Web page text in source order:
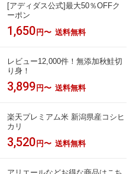
[アディダス公式]最大50％OFFク
ーポン
1,650 円〜 送料無料
レビュー12,000件！無添加秋鮭切
り身！
3,899 円〜 送料無料
楽天プレミアム米 新潟県産コシヒ
カリ
3,520 円〜 送料無料